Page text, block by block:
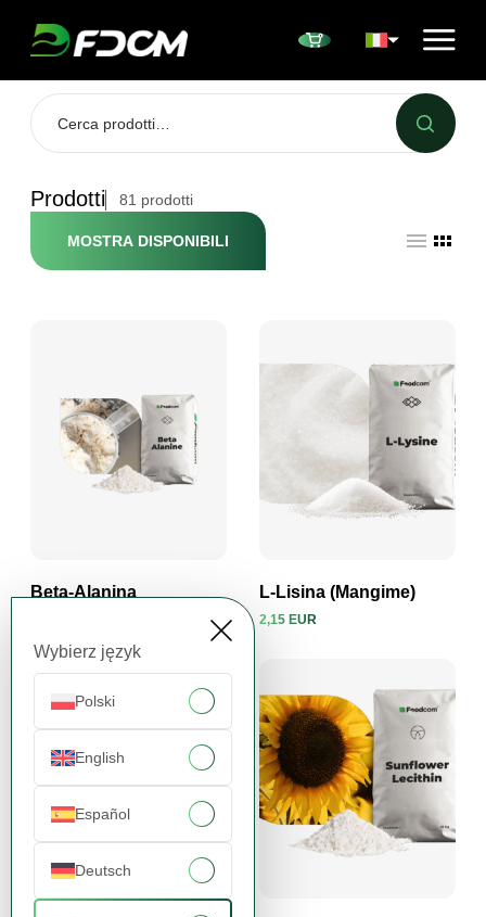
Wybierz język
Polski
English
Español
Deutsch
Prodotti 81 prodotti
MOSTRA DISPONIBILI
Visualizza prodotto
Beta-Alanina L-Lisina (Mangime)
2,15 EUR